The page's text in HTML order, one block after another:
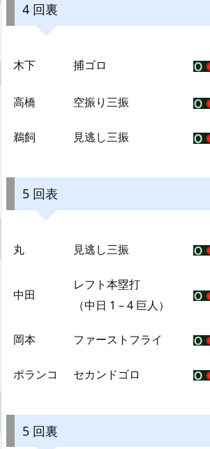
4 回裏
木下 捕ゴロ
高橋 空振り三振
鵜飼 見逃し三振
5 回表
丸 見逃し三振
中田
レフト本塁打
（中日 1 – 4 巨人）
岡本 ファーストフライ
ポランコ セカンドゴロ
5 回裏